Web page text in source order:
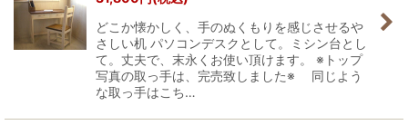
どこか懐かしく、手のぬくもりを感じさせるや
さしい机 パソコンデスクとして。ミシン台とし
て。丈夫で、末永くお使い頂けます。 ※トップ
写真の取っ手は、完売致しました※ 同じよう
な取っ手はこち…